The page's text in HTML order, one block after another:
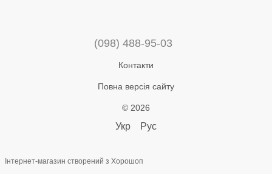
(098) 488-95-03
Контакти
Повна версія сайту
© 2026
Укр Рус
Інтернет-магазин створений з Хорошоп